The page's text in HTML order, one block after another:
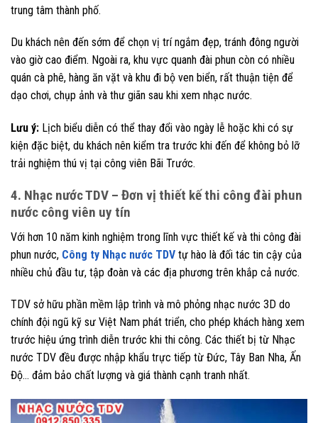
trung tâm thành phố.
Du khách nên đến sớm để chọn vị trí ngắm đẹp, tránh đông người
vào giờ cao điểm. Ngoài ra, khu vực quanh đài phun còn có nhiều
quán cà phê, hàng ăn vặt và khu đi bộ ven biển, rất thuận tiện để
dạo chơi, chụp ảnh và thư giãn sau khi xem nhạc nước.
Lưu ý: Lịch biểu diễn có thể thay đổi vào ngày lễ hoặc khi có sự
kiện đặc biệt, du khách nên kiểm tra trước khi đến để không bỏ lỡ
trải nghiệm thú vị tại công viên Bãi Trước.
4. Nhạc nước TDV – Đơn vị thiết kế thi công đài phun
nước công viên uy tín
Với hơn 10 năm kinh nghiệm trong lĩnh vực thiết kế và thi công đài
phun nước, Công ty Nhạc nước TDV tự hào là đối tác tin cậy của
nhiều chủ đầu tư, tập đoàn và các địa phương trên khắp cả nước.
TDV sở hữu phần mềm lập trình và mô phỏng nhạc nước 3D do
chính đội ngũ kỹ sư Việt Nam phát triển, cho phép khách hàng xem
trước hiệu ứng trình diễn trước khi thi công. Các thiết bị từ Nhạc
nước TDV đều được nhập khẩu trực tiếp từ Đức, Tây Ban Nha, Ấn
Độ… đảm bảo chất lượng và giá thành cạnh tranh nhất.